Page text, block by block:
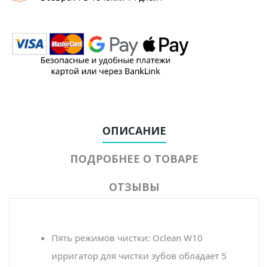
ОПИСАНИЕ
ПОДРОБНЕЕ О ТОВАРЕ
ОТЗЫВЫ
Пять режимов чистки: Oclean W10
ирригатор для чистки зубов обладает 5